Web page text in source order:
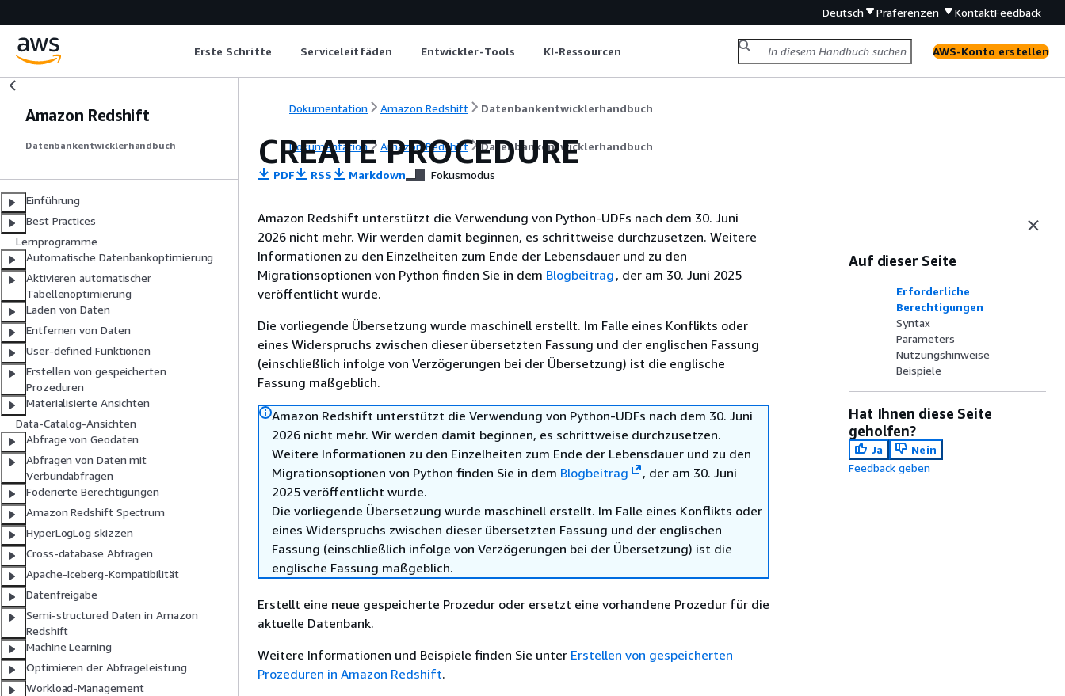
Deutsch Präferenzen KontaktFeedback
Erste Schritte Serviceleitfäden Entwickler-Tools KI-Ressourcen AWS-Konto erstellen
Amazon Redshift
Datenbankentwicklerhandbuch
Einführung
Best Practices
Lernprogramme
Automatische Datenbankoptimierung
Aktivieren automatischer
Tabellenoptimierung
Laden von Daten
Entfernen von Daten
User-defined Funktionen
Erstellen von gespeicherten
Prozeduren
Materialisierte Ansichten
Data-Catalog-Ansichten
Abfrage von Geodaten
Abfragen von Daten mit
Verbundabfragen
Föderierte Berechtigungen
Amazon Redshift Spectrum
HyperLogLog skizzen
Cross-database Abfragen
Apache-Iceberg-Kompatibilität
Datenfreigabe
Semi-structured Daten in Amazon
Redshift
Machine Learning
Optimieren der Abfrageleistung
Workload-Management
Dokumentation Amazon Redshift Datenbankentwicklerhandbuch
Dokumentation Amazon Redshift Datenbankentwicklerhandbuch
CREATE PROCEDURE
PDF RSS Markdown Fokusmodus
Amazon Redshift unterstützt die Verwendung von Python-UDFs nach dem 30. Juni
2026 nicht mehr. Wir werden damit beginnen, es schrittweise durchzusetzen. Weitere
Informationen zu den Einzelheiten zum Ende der Lebensdauer und zu den
Migrationsoptionen von Python finden Sie in dem Blogbeitrag , der am 30. Juni 2025
veröffentlicht wurde.
Die vorliegende Übersetzung wurde maschinell erstellt. Im Falle eines Konflikts oder
eines Widerspruchs zwischen dieser übersetzten Fassung und der englischen Fassung
(einschließlich infolge von Verzögerungen bei der Übersetzung) ist die englische
Fassung maßgeblich.
Amazon Redshift unterstützt die Verwendung von Python-UDFs nach dem 30. Juni
2026 nicht mehr. Wir werden damit beginnen, es schrittweise durchzusetzen.
Weitere Informationen zu den Einzelheiten zum Ende der Lebensdauer und zu den
Migrationsoptionen von Python finden Sie in dem Blogbeitrag
, der am 30. Juni
2025 veröffentlicht wurde.
Die vorliegende Übersetzung wurde maschinell erstellt. Im Falle eines Konflikts oder
eines Widerspruchs zwischen dieser übersetzten Fassung und der englischen
Fassung (einschließlich infolge von Verzögerungen bei der Übersetzung) ist die
englische Fassung maßgeblich.
Erstellt eine neue gespeicherte Prozedur oder ersetzt eine vorhandene Prozedur für die
aktuelle Datenbank.
Weitere Informationen und Beispiele finden Sie unter Erstellen von gespeicherten
Prozeduren in Amazon Redshift.
Auf dieser Seite
Erforderliche
Berechtigungen
Syntax
Parameters
Nutzungshinweise
Beispiele
Hat Ihnen diese Seite
geholfen?
Ja
Nein
Feedback geben